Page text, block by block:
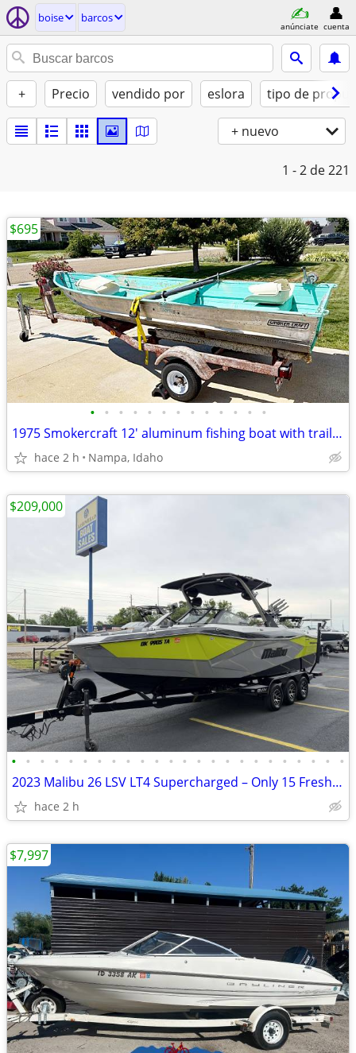
boise barcos
anúnciate cuenta
+ Precio vendido por eslora tipo de
+ nuevo
1 - 2 de 221
• • • • • • • • • • • • •
1975 Smokercraft 12' aluminum fishing boat with trailer
hace 2 h Nampa, Idaho
$695
• • • • • • • • • • • • • • • • • • • • • • • •
2023 Malibu 26 LSV LT4 Supercharged – Only 15 Freshwater Hours
hace 2 h
$209,000
$7,997